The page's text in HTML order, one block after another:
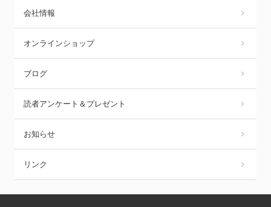
会社情報
オンラインショップ
ブログ
読者アンケート＆プレゼント
お知らせ
リンク